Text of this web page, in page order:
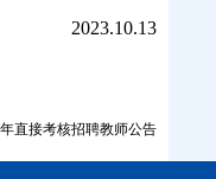
2023.10.13
直接考核招聘教师公告